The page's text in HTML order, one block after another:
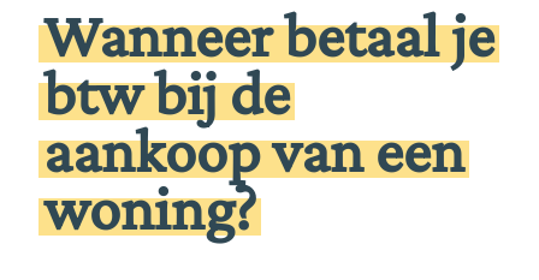
Erven & schenken
Ondernemen
Over de notaris
Rekenmodules
Wanneer betaal je
btw bij de
aankoop van een
woning?